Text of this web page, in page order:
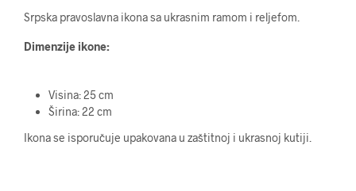
Srpska pravoslavna ikona sa ukrasnim ramom i reljefom.
Dimenzije ikone:
Visina: 25 cm
Širina: 22 cm
Ikona se isporučuje upakovana u zaštitnoj i ukrasnoj kutiji.